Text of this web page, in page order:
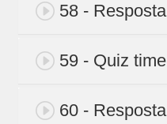
58 - Resposta
59 - Quiz time
60 - Resposta